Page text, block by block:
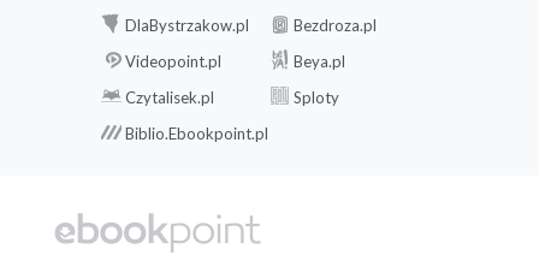
DlaBystrzakow.pl
Bezdroza.pl
Videopoint.pl
Beya.pl
Czytalisek.pl
Sploty
Biblio.Ebookpoint.pl